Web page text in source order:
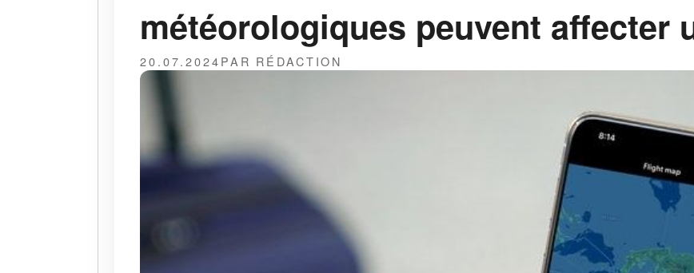
météorologiques peuvent affecter
20.07.2024PAR RÉDACTION